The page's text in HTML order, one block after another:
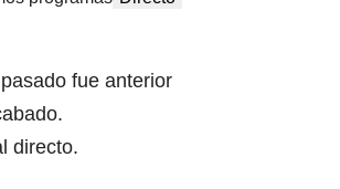
fue anterior
directo.